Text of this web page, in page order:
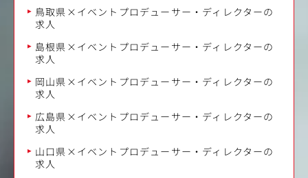
鳥取県×イベントプロデューサー・ディレクターの
求人
島根県×イベントプロデューサー・ディレクターの
求人
岡山県×イベントプロデューサー・ディレクターの
求人
広島県×イベントプロデューサー・ディレクターの
求人
山口県×イベントプロデューサー・ディレクターの
求人